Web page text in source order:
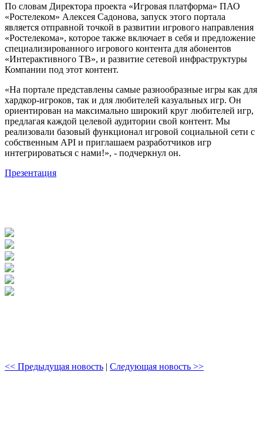
По словам Директора проекта «Игровая платформа» ПАО
«Ростелеком» Алексея Садонова, запуск этого портала
является отправной точкой в развитии игрового направления
«Ростелекома», которое также включает в себя и предложение
специализированного игрового контента для абонентов
«Интерактивного ТВ», и развитие сетевой инфраструктуры
Компании под этот контент.
«На портале представлены самые разнообразные игры как для
хардкор-игроков, так и для любителей казуальных игр. Он
ориентирован на максимально широкий круг любителей игр,
предлагая каждой целевой аудитории свой контент. Мы
реализовали базовый функционал игровой социальной сети с
собственным API и приглашаем разработчиков игр
интегрироваться с нами!», - подчеркнул он.
Презентация
<< Предыдущая новость | Следующая новость >>